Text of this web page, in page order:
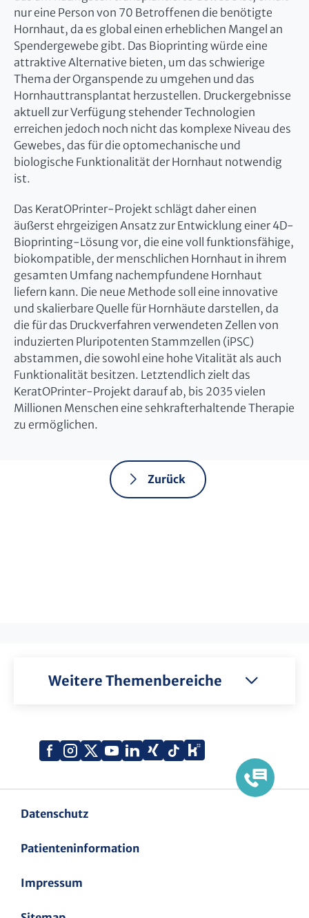
nur eine Person von 70 Betroffenen die benötigte
Hornhaut, da es global einen erheblichen Mangel an
Spendergewebe gibt. Das Bioprinting würde eine
attraktive Alternative bieten, um das schwierige
Thema der Organspende zu umgehen und das
Hornhauttransplantat herzustellen. Druckergebnisse
aktuell zur Verfügung stehender Technologien
erreichen jedoch noch nicht das komplexe Niveau des
Gewebes, das für die optomechanische und
biologische Funktionalität der Hornhaut notwendig
ist.
Das KeratOPrinter-Projekt schlägt daher einen
äußerst ehrgeizigen Ansatz zur Entwicklung einer 4D-
Bioprinting-Lösung vor, die eine voll funktionsfähige,
biokompatible, der menschlichen Hornhaut in ihrem
gesamten Umfang nachempfundene Hornhaut
liefern kann. Die neue Methode soll eine innovative
und skalierbare Quelle für Hornhäute darstellen, da
die für das Druckverfahren verwendeten Zellen von
induzierten Pluripotenten Stammzellen (iPSC)
abstammen, die sowohl eine hohe Vitalität als auch
Funktionalität besitzen. Letztendlich zielt das
KeratOPrinter-Projekt darauf ab, bis 2035 vielen
Millionen Menschen eine sehkrafterhaltende Therapie
zu ermöglichen.
Zurück
Weitere Themenbereiche
Facebook
Instagram
X
YouTube
LinkedIn
Xing TiktokKununu
Datenschutz
Patienteninformation
Impressum